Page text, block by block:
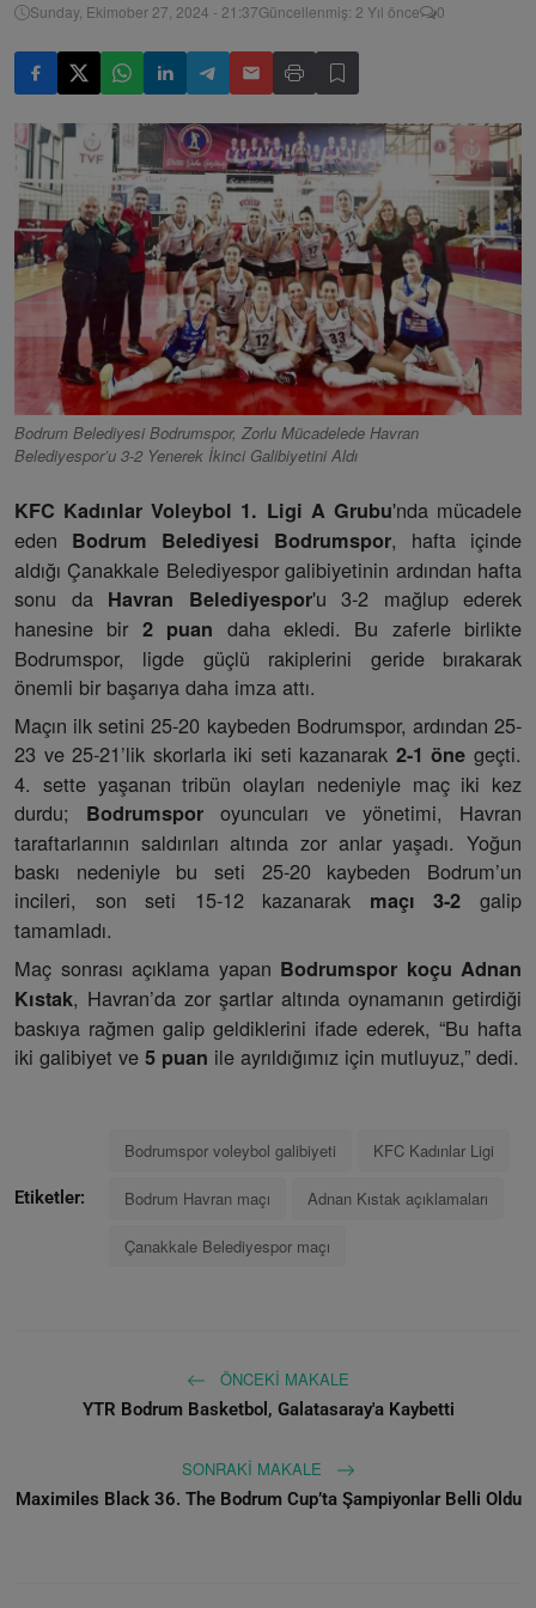
Sunday, Ekimober 27, 2024 - 21:37Güncellenmiş: 2 Yıl önce 0
Bodrum Belediyesi Bodrumspor, Zorlu Mücadelede Havran
Belediyespor’u 3-2 Yenerek İkinci Galibiyetini Aldı
KFC Kadınlar Voleybol 1. Ligi A Grubu'nda mücadele
eden Bodrum Belediyesi Bodrumspor, hafta içinde
aldığı Çanakkale Belediyespor galibiyetinin ardından hafta
sonu da Havran Belediyespor'u 3-2 mağlup ederek
hanesine bir 2 puan daha ekledi. Bu zaferle birlikte
Bodrumspor, ligde güçlü rakiplerini geride bırakarak
önemli bir başarıya daha imza attı.
Maçın ilk setini 25-20 kaybeden Bodrumspor, ardından 25-
23 ve 25-21’lik skorlarla iki seti kazanarak 2-1 öne geçti.
4. sette yaşanan tribün olayları nedeniyle maç iki kez
durdu; Bodrumspor oyuncuları ve yönetimi, Havran
taraftarlarının saldırıları altında zor anlar yaşadı. Yoğun
baskı nedeniyle bu seti 25-20 kaybeden Bodrum’un
incileri, son seti 15-12 kazanarak maçı 3-2 galip
tamamladı.
Maç sonrası açıklama yapan Bodrumspor koçu Adnan
Kıstak, Havran’da zor şartlar altında oynamanın getirdiği
baskıya rağmen galip geldiklerini ifade ederek, “Bu hafta
iki galibiyet ve 5 puan ile ayrıldığımız için mutluyuz,” dedi.
Etiketler:
Bodrumspor voleybol galibiyeti KFC Kadınlar Ligi
Bodrum Havran maçı Adnan Kıstak açıklamaları
Çanakkale Belediyespor maçı
ÖNCEKI MAKALE
YTR Bodrum Basketbol, Galatasaray'a Kaybetti
SONRAKI MAKALE
Maximiles Black 36. The Bodrum Cup’ta Şampiyonlar Belli Oldu